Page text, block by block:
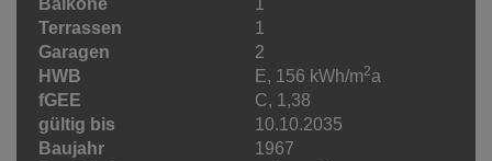
Terrassen
1
Garagen
2
HWB
E, 156 kWh/m2a
fGEE
C, 1,38
gültig bis
10.10.2035
Baujahr
1967